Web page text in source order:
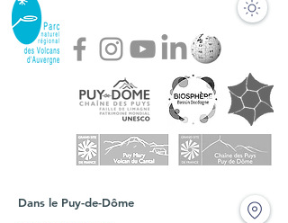
Dans le Puy-de-Dôme